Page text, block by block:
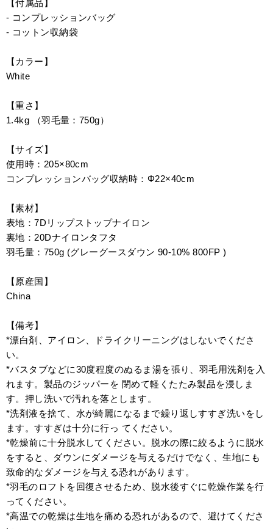
【付属品】
- コンプレッションバッグ
- コットン収納袋
【カラー】
White
【重さ】
1.4kg （羽毛量：750g）
【サイズ】
使用時：205×80cm
コンプレッションバッグ収納時：Φ22×40cm
【素材】
表地：7Dリップストップナイロン
裏地：20Dナイロンタフタ
羽毛量：750g (グレーグースダウン 90-10% 800FP )
【原産国】
China
【備考】
*漂白剤、アイロン、ドライクリーニングはしないでくださ
い。
*バスタブなどに30度程度のぬるま湯を張り、羽毛用洗剤を入
れます。製品のジッパーを 閉めて軽くたたみ製品を浸しま
す。押し洗いで汚れを落とします。
*洗剤液を捨て、水が綺麗になるまで繰り返しすすぎ洗いをし
ます。すすぎは十分に行っ てください。
*乾燥前に十分脱水してください。脱水の際に絞るように脱水
をすると、ダウンにダメージを与えるだけでなく、生地にも
致命的なダメージを与える恐れがあります。
*羽毛のロフトを回復させるため、脱水後すぐに乾燥作業を行
ってください。
*高温での乾燥は生地を痛める恐れがあるので、避けてくださ